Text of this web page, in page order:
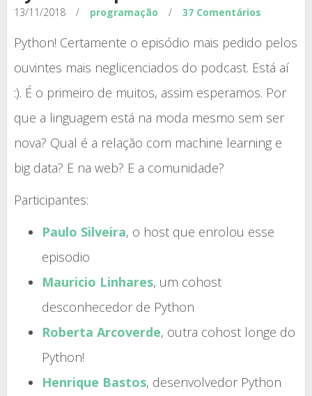
13/11/2018 / programação / 37 Comentários
Python! Certamente o episódio mais pedido pelos
ouvintes mais neglicenciados do podcast. Está aí
:). É o primeiro de muitos, assim esperamos. Por
que a linguagem está na moda mesmo sem ser
nova? Qual é a relação com machine learning e
big data? E na web? E a comunidade?
Participantes:
Paulo Silveira, o host que enrolou esse
episodio
Mauricio Linhares, um cohost
desconhecedor de Python
Roberta Arcoverde, outra cohost longe do
Python!
Henrique Bastos, desenvolvedor Python